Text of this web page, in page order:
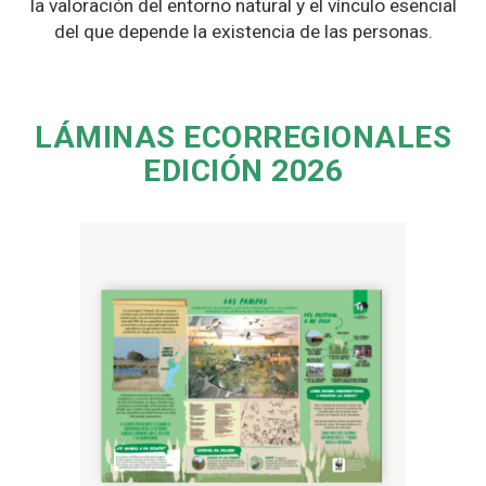
la valoración del entorno natural y el vínculo esencial
del que depende la existencia de las personas.
LÁMINAS ECORREGIONALES
EDICIÓN 2026